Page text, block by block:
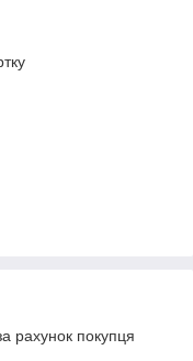
рахунок покупця